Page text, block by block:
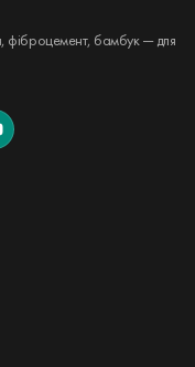
фіброцемент, бамбук — для